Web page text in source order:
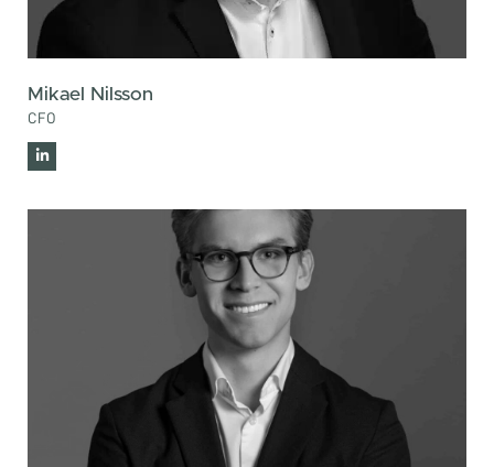
Mikael Nilsson
CFO